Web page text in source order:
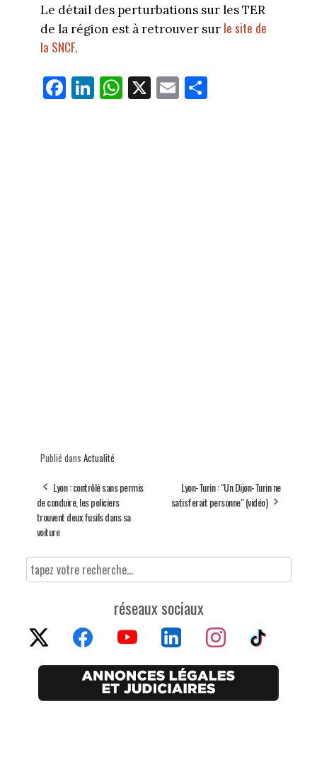
Le détail des perturbations sur les TER
de la région est à retrouver sur le site de
la SNCF.
Fa
ce
Li
nk
W
ha
X E
m
Pa
rt
Publié dans Actualité
Lyon : contrôlé sans permis
de conduire, les policiers
trouvent deux fusils dans sa
voiture
Lyon-Turin : "Un Dijon-Turin ne
satisferait personne" (vidéo)
réseaux sociaux